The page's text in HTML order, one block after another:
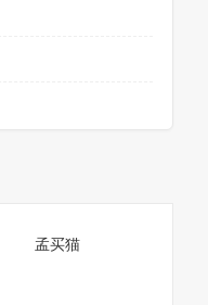
孟买猫